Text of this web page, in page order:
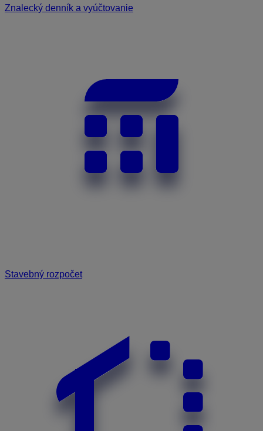
Znalecký denník a vyúčtovanie
Stavebný rozpočet